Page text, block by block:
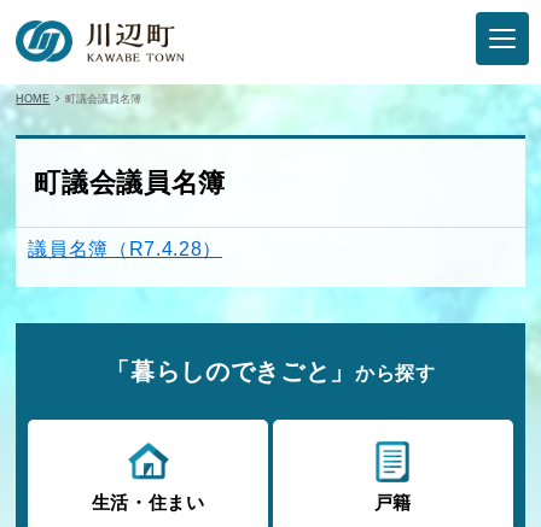
HOME 町議会議員名簿
町議会議員名簿
議員名簿（R7.4.28）
「暮らしのできごと」 から探す
生活・住まい 戸籍